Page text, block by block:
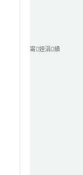
甯姪涓績